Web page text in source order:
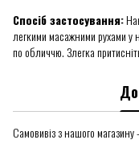
Спосіб застосування:
легкими масажними рухами у
по обличчю. Злегка
Самовивіз з нашого